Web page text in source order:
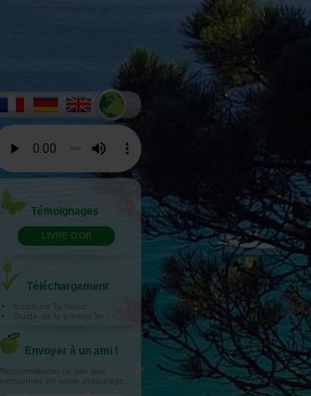
Témoignages
LIVRE D'OR
Téléchargement
Brochure Ty Natur
Guide de la presqu'île
Envoyer à un ami !
Recommander ce site aux
personnes de votre entourage...